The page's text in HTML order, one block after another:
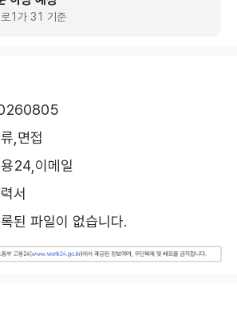
로1가 31 기준
,면접
24,이메일
서
된 파일이 없습니다.